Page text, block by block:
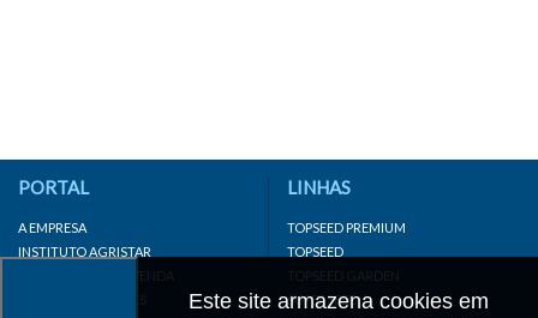
Este site armazena cookies em
PORTAL
A EMPRESA
INSTITUTO AGRISTAR
DISTRIBUIDOR/REVENDA
LINKS IMPORTANTES
LINHAS
TOPSEED PREMIUM
TOPSEED
TOPSEED GARDEN
SUPERSEED